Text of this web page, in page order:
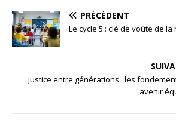
PRÉCÉDENT
Le cycle 5 : clé de voûte de
Justice entre générations : les
avenir